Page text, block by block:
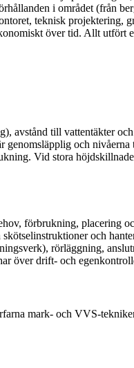
i området (från
teknisk projektering,
över tid. Allt
avstånd till vattentäkter
och
Vid stora
förbrukning, placering
och
rörläggning,
över drift- och
mark- och VVS-